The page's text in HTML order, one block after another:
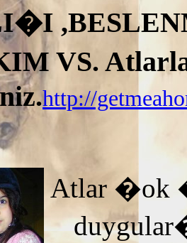
VS.
http://
Atlar �ok